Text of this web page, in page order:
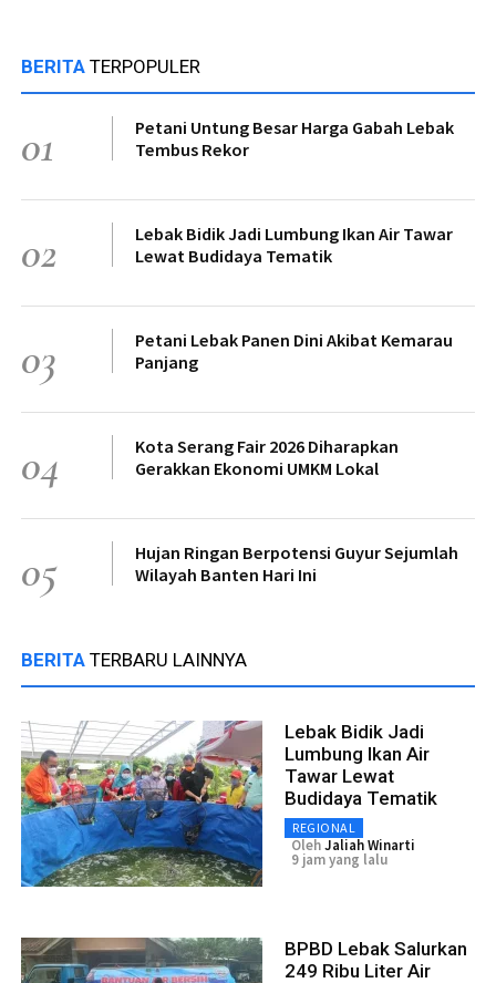
BERITA TERPOPULER
01
Petani Untung Besar Harga Gabah Lebak
Tembus Rekor
02
Lebak Bidik Jadi Lumbung Ikan Air Tawar
Lewat Budidaya Tematik
03
Petani Lebak Panen Dini Akibat Kemarau
Panjang
04
Kota Serang Fair 2026 Diharapkan
Gerakkan Ekonomi UMKM Lokal
05
Hujan Ringan Berpotensi Guyur Sejumlah
Wilayah Banten Hari Ini
BERITA TERBARU LAINNYA
Lebak Bidik Jadi
Lumbung Ikan Air
Tawar Lewat
Budidaya Tematik
REGIONAL
OlehJaliah Winarti
9 jam yang lalu
BPBD Lebak Salurkan
249 Ribu Liter Air